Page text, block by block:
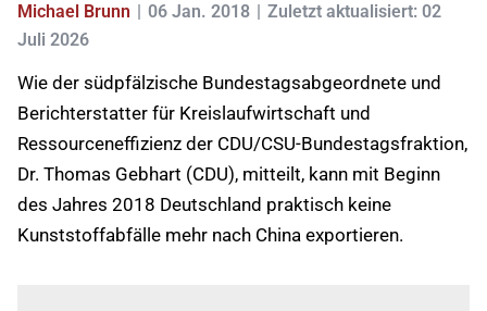
Michael Brunn 06 Jan. 2018
Zuletzt aktualisiert: 02
Juli 2026
Wie der südpfälzische Bundestagsabgeordnete und
Berichterstatter für Kreislaufwirtschaft und
Ressourceneffizienz der CDU/CSU-Bundestagsfraktion,
Dr. Thomas Gebhart (CDU), mitteilt, kann mit Beginn
des Jahres 2018 Deutschland praktisch keine
Kunststoffabfälle mehr nach China exportieren.